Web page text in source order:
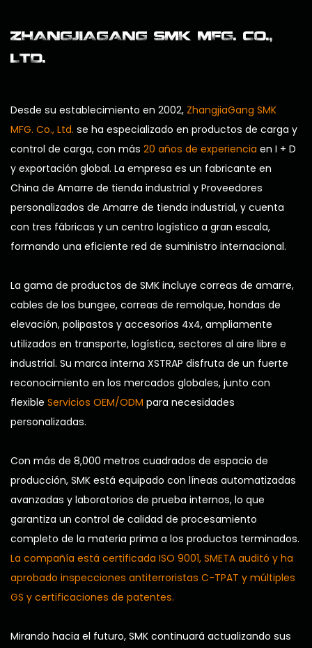
ZHANGJIAGANG SMK MFG. CO.,
LTD.
Desde su establecimiento en 2002, ZhangjiaGang SMK
MFG. Co., Ltd. se ha especializado en productos de carga y
control de carga, con más 20 años de experiencia en I + D
y exportación global. La empresa es un fabricante en
China de Amarre de tienda industrial y Proveedores
personalizados de Amarre de tienda industrial, y cuenta
con tres fábricas y un centro logístico a gran escala,
formando una eficiente red de suministro internacional.
La gama de productos de SMK incluye correas de amarre,
cables de los bungee, correas de remolque, hondas de
elevación, polipastos y accesorios 4x4, ampliamente
utilizados en transporte, logística, sectores al aire libre e
industrial. Su marca interna XSTRAP disfruta de un fuerte
reconocimiento en los mercados globales, junto con
flexible Servicios OEM/ODM para necesidades
personalizadas.
Con más de 8,000 metros cuadrados de espacio de
producción, SMK está equipado con líneas automatizadas
avanzadas y laboratorios de prueba internos, lo que
garantiza un control de calidad de procesamiento
completo de la materia prima a los productos terminados.
La compañía está certificada ISO 9001, SMETA auditó y ha
aprobado inspecciones antiterroristas C-TPAT y múltiples
GS y certificaciones de patentes.
Mirando hacia el futuro, SMK continuará actualizando sus